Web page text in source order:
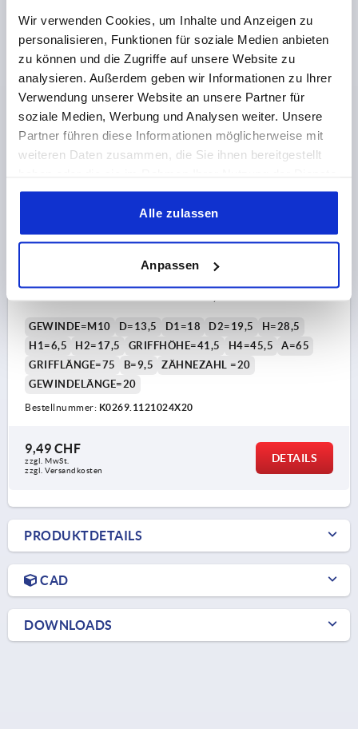
Wir verwenden Cookies, um Inhalte und Anzeigen zu
personalisieren, Funktionen für soziale Medien anbieten
zu können und die Zugriffe auf unsere Website zu
analysieren. Außerdem geben wir Informationen zu Ihrer
Verwendung unserer Website an unsere Partner für
soziale Medien, Werbung und Analysen weiter. Unsere
Partner führen diese Informationen möglicherweise mit
weiteren Daten zusammen, die Sie ihnen bereitgestellt
gesammelt haben.
Alle zulassen
Anpassen
Bestellnummer:K0269.1120824X20
9,49 CHF
zzgl. Versandkosten
DETAILS
K0269
GEWINDE=M10 D=13,5 D1=18 D2=19,5
H=28,5
H1=6,5
H2=17,5 GRIFFHÖHE=41,5 H4=45,5
A=65
GRIFFLÄNGE=75
B=9,5
ZÄHNEZAHL =20
GEWINDELÄNGE=20
Bestellnummer: K0269.1121024X20
9,49 CHF
zzgl. MwSt.
zzgl. Versandkosten
DETAILS
PRODUKTDETAILS
CAD
DOWNLOADS